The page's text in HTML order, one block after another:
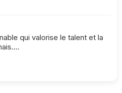
qui valorise le talent et la